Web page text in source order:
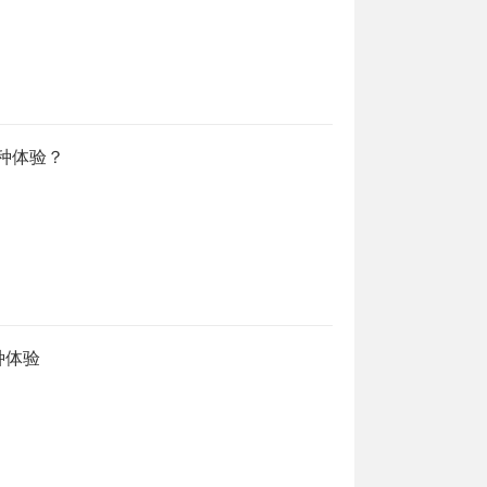
体验？
体验